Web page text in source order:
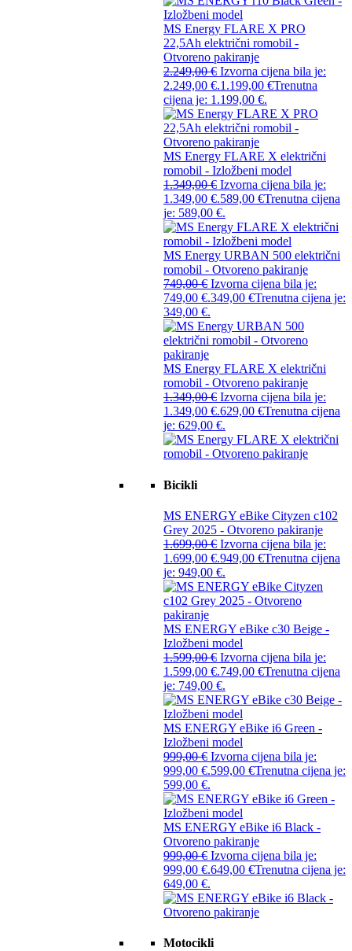
MS Energy FLARE X PRO
22,5Ah električni romobil -
Otvoreno pakiranje
2.249,00€ Izvorna cijena bila je:
2.249,00 €.1.199,00 €Trenutna
cijena je: 1.199,00 €.
MS Energy FLARE X električni
romobil - Izložbeni model
1.349,00€ Izvorna cijena bila je:
1.349,00 €.589,00 €Trenutna cijena
je: 589,00 €.
MS Energy URBAN 500 električni
romobil - Otvoreno pakiranje
749,00€ Izvorna cijena bila je:
749,00 €.349,00 €Trenutna cijena je:
349,00 €.
MS Energy FLARE X električni
romobil - Otvoreno pakiranje
1.349,00€ Izvorna cijena bila je:
1.349,00 €.629,00 €Trenutna cijena
je: 629,00 €.
Bicikli
MS ENERGY eBike Cityzen c102
Grey 2025 - Otvoreno pakiranje
1.699,00€ Izvorna cijena bila je:
1.699,00 €.949,00 €Trenutna cijena
je: 949,00 €.
MS ENERGY eBike c30 Beige -
Izložbeni model
1.599,00€ Izvorna cijena bila je:
1.599,00 €.749,00 €Trenutna cijena
je: 749,00 €.
MS ENERGY eBike i6 Green -
Izložbeni model
999,00€ Izvorna cijena bila je:
999,00 €.599,00 €Trenutna cijena je:
599,00 €.
MS ENERGY eBike i6 Black -
Otvoreno pakiranje
999,00€ Izvorna cijena bila je:
999,00 €.649,00 €Trenutna cijena je:
649,00 €.
Motocikli